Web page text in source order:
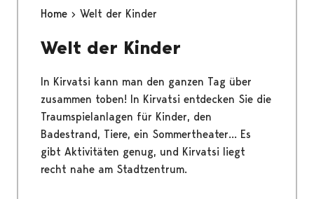
Home Welt der Kinder
Welt der Kinder
In Kirvatsi kann man den ganzen Tag über
zusammen toben! In Kirvatsi entdecken Sie die
Traumspielanlagen für Kinder, den
Badestrand, Tiere, ein Sommertheater... Es
gibt Aktivitäten genug, und Kirvatsi liegt
recht nahe am Stadtzentrum.